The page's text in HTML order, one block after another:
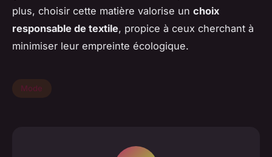
plus, choisir cette matière valorise un choix
responsable de textile, propice à ceux cherchant à
minimiser leur empreinte écologique.
Mode